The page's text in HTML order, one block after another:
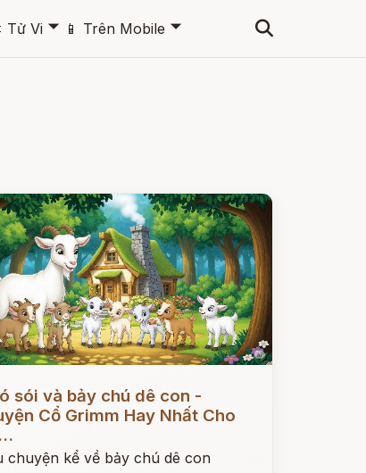
Tử Vi 🞃 📱 Trên Mobile 🞃
sói và bảy chú dê con -
Cổ Grimm Hay Nhất Cho
chuyện kể về bảy chú dê con